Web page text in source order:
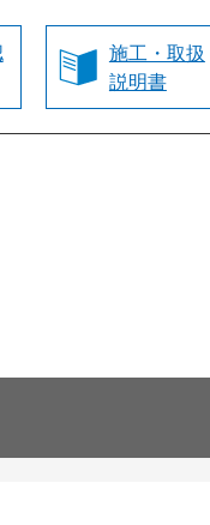
施工・取扱
説明書